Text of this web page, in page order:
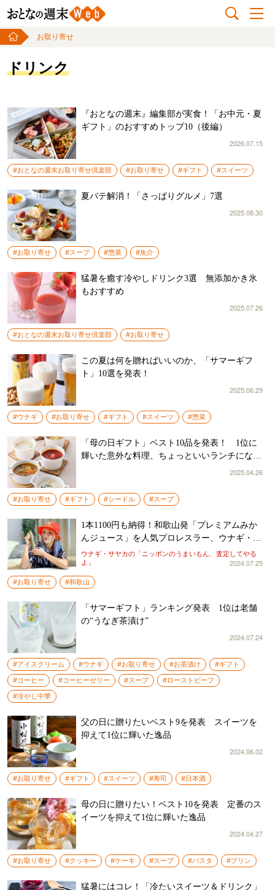
お取り寄せ
ドリンク
『おとなの週末』編集部が実食！「お中元・夏
ギフト」のおすすめトップ10（後編）
2026.07.15
#おとなの週末お取り寄せ倶楽部 #お取り寄せ #ギフト #スイーツ
夏バテ解消！「さっぱりグルメ」7選
2025.08.30
#お取り寄せ #スープ #惣菜 #魚介
猛暑を癒す冷やしドリンク3選 無添加かき氷
もおすすめ
2025.07.26
#おとなの週末お取り寄せ倶楽部 #お取り寄せ
この夏は何を贈ればいいのか、「サマーギフ
ト」10選を発表！
2025.06.29
#ウナギ #お取り寄せ #ギフト #スイーツ #惣菜
「母の日ギフト」ベスト10品を発表！ 1位に
輝いた意外な料理、ちょっといいランチになり
2025.04.26
#お取り寄せ #ギフト #シードル #スープ
1本1100円も納得！和歌山発「プレミアムみか
んジュース」を人気プロレスラー、ウナギ・サ
ヤカが査定
ウナギ・サヤカの「ニッポンのうまいもん、査定してやる
よ」
2024.07.25
#お取り寄せ #和歌山
「サマーギフト」ランキング発表 1位は老舗
の“うなぎ茶漬け”
2024.07.24
#アイスクリーム #ウナギ #お取り寄せ #お茶漬け
#ギフト
#コーヒー
#コーヒーゼリー #スープ
#ローストビーフ
#冷やし中華
父の日に贈りたいベスト9を発表 スイーツを
抑えて1位に輝いた逸品
2024.06.02
#お取り寄せ #ギフト #スイーツ #寿司 #日本酒
母の日に贈りたい！ベスト10を発表 定番のス
イーツを抑えて1位に輝いた逸品
2024.04.27
#お取り寄せ #クッキー #ケーキ #スープ #パスタ #プリン
猛暑にはコレ！「冷たいスイーツ＆ドリンク」